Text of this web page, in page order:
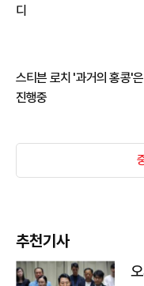
디
스티븐 로치 '과거의 홍콩'
진행중
추천기사